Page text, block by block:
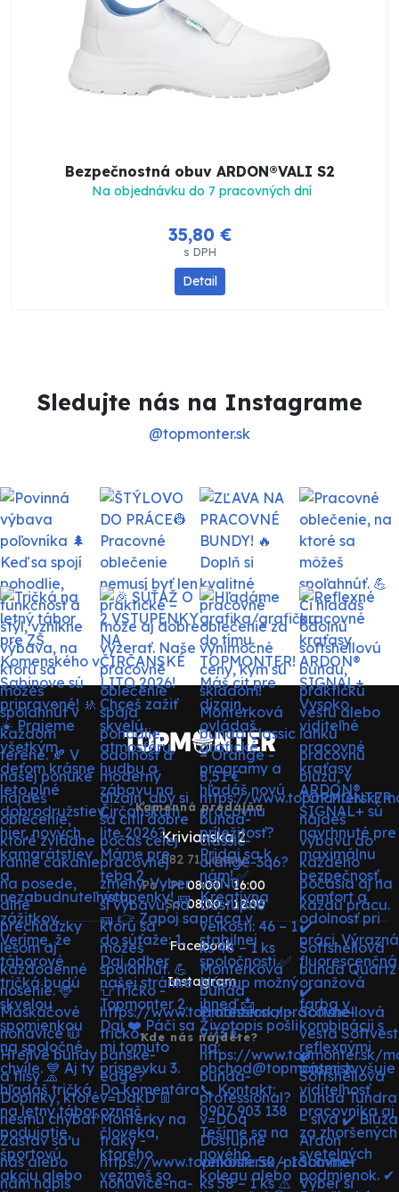
Bezpečnostná obuv ARDON®VALI S2
Na objednávku do 7 pracovných dní
35,80 €
s DPH
Detail
Sledujte nás na Instagrame
@topmonter.sk
Kamenná predajňa
Krivianska 2
082 71 Lipany
Po - Pi:
So:
08:00 - 16:00
08:00 - 12:00
Facebook
Instagram
Kde nás nájdete?